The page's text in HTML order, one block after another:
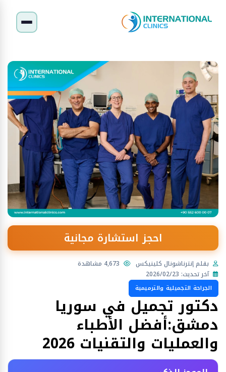
احجز استشارة مجانية
بقلم إنترناشونال كلينيكس
4,673 مشاهدة
آخر تحديث: 2026/02/23
الجراحة التجميلية والترميمية
دكتور تجميل في سوريا
دمشق:أفضل الأطباء
والعمليات والتقنيات 2026